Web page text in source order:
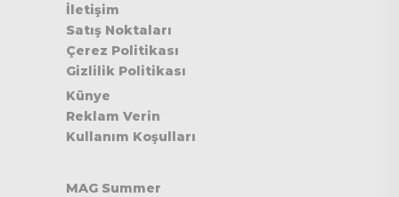
İletişim
Satış Noktaları
Çerez Politikası
Gizlilik Politikası
Künye
Reklam Verin
Kullanım Koşulları
MAG Summer